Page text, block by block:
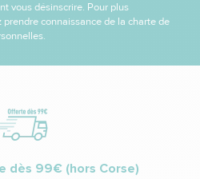
vous désinscrire. Pour plus
prendre connaissance de la charte de
dès 99€ (hors Corse)